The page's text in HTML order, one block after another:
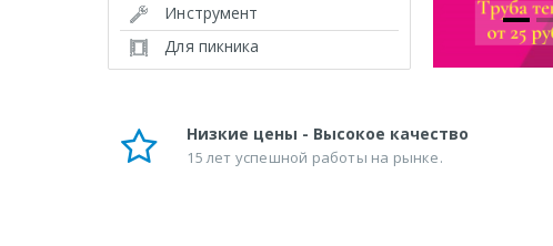
Инструмент
Для пикника
Низкие цены - Высокое качество
15 лет успешной работы на рынке.